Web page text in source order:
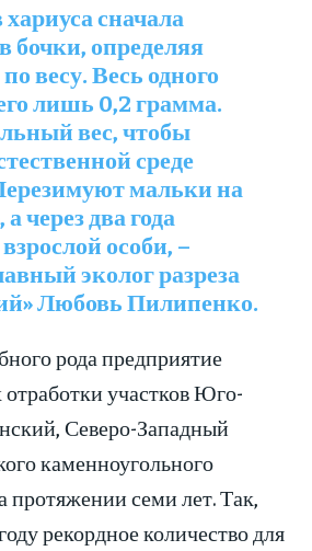
сначала
бочки, определяя
весу. Весь одного
лишь 0,2 грамма.
вес, чтобы
среде
мальки на
через два года
особи, –
эколог разреза
Любовь Пилипенко.
рода предприятие
участков Юго-
Северо-Западный
каменноугольного
протяжении семи лет. Так,
рекордное количество для